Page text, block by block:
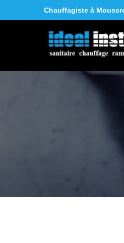
Chauffagiste à